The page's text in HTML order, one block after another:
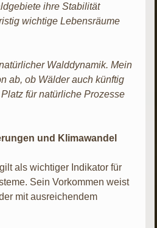
ihre Stabilität
wichtige Lebensräume
Walddynamik. Mein
ab, ob Wälder auch künftig
für natürliche Prozesse
und Klimawandel
als wichtiger Indikator für
Sein Vorkommen weist
mit ausreichendem